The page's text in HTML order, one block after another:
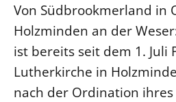
Von Südbrookmerland in
Holzminden an der
ist bereits seit dem 1. Juli
Lutherkirche in
nach der Ordination
BIBLIOTHEK & ARCHIV
Älterwerden im Pfarrberuf